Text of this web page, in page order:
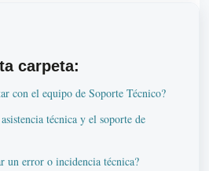
carpeta:
con el equipo de Soporte Técnico?
técnica y el soporte de
un error o incidencia técnica?